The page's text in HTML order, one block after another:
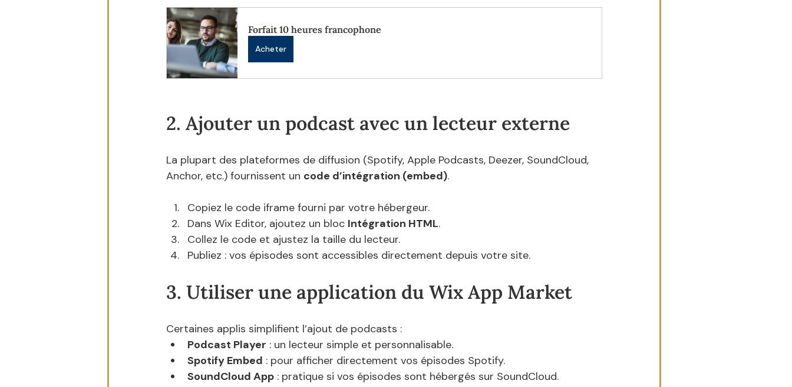
Forfait 10 heures francophone
Acheter
2. Ajouter un podcast avec un lecteur externe
La plupart des plateformes de diffusion (Spotify, Apple Podcasts, Deezer, SoundCloud,
Anchor, etc.) fournissent un code d’intégration (embed).
Copiez le code iframe fourni par votre hébergeur.
Dans Wix Editor, ajoutez un bloc Intégration HTML.
Collez le code et ajustez la taille du lecteur.
Publiez : vos épisodes sont accessibles directement depuis votre site.
3. Utiliser une application du Wix App Market
Certaines applis simplifient l’ajout de podcasts :
Podcast Player : un lecteur simple et personnalisable.
Spotify Embed : pour afficher directement vos épisodes Spotify.
SoundCloud App : pratique si vos épisodes sont hébergés sur SoundCloud.